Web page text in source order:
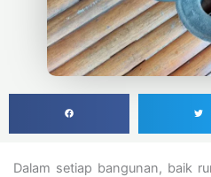
Dalam setiap bangunan, baik